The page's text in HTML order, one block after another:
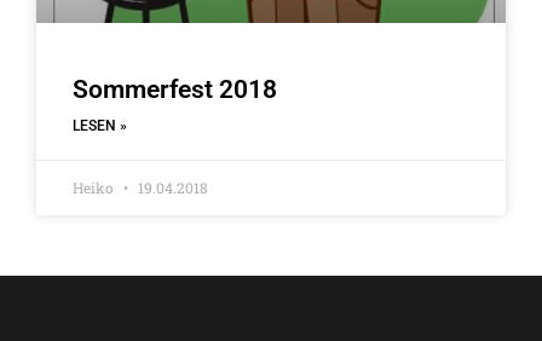
Sommerfest 2018
LESEN »
Heiko 19.04.2018